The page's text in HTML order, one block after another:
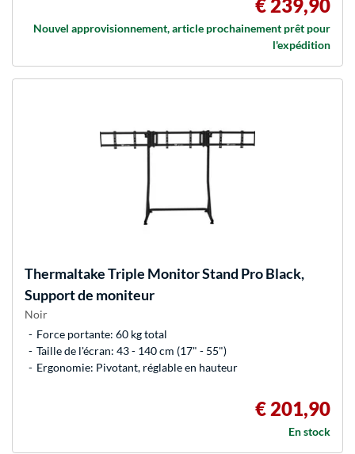
€ 239,90
Nouvel approvisionnement, article prochainement prêt pour
l'expédition
ThermaltakeTriple Monitor Stand Pro Black,
Support de moniteur
Noir
Force portante: 60 kg total
Taille de l'écran: 43 - 140 cm (17" - 55")
Ergonomie: Pivotant, réglable en hauteur
€ 201,90
En stock